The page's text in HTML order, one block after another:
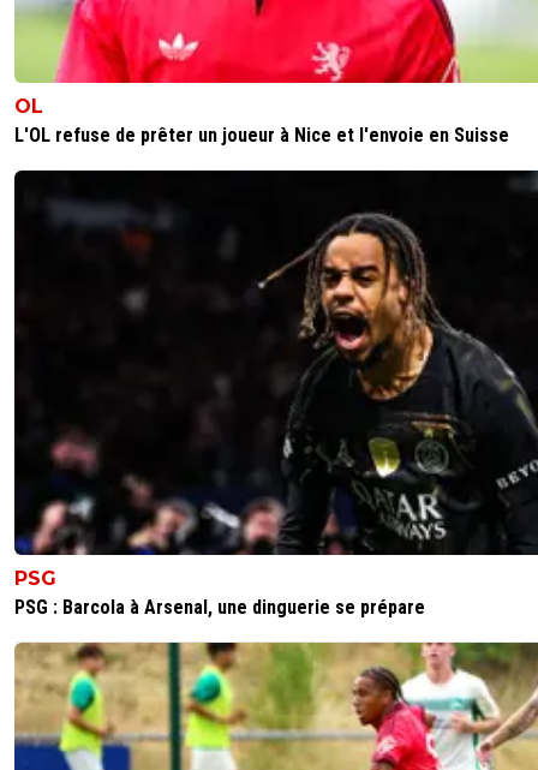
OL
L'OL refuse de prêter un joueur à Nice et l'envoie en Suisse
PSG
PSG : Barcola à Arsenal, une dinguerie se prépare